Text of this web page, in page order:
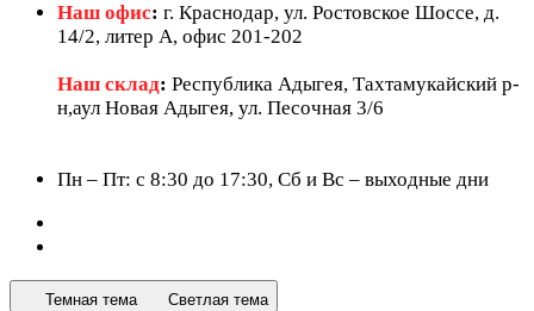
Наш офис: г. Краснодар, ул. Ростовское Шоссе, д.
14/2, литер А, офис 201-202
Наш склад: Республика Адыгея, Тахтамукайский р-
н,аул Новая Адыгея, ул. Песочная 3/6
Пн – Пт: c 8:30 до 17:30, Сб и Вс – выходные дни
Темная тема Светлая тема